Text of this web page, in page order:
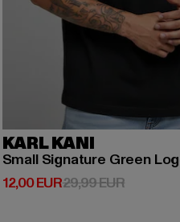
KARL KANI
Small Signature Green
12,00 EUR
Derzeitiger Preis: 12,00 EUR
29,99 EUR